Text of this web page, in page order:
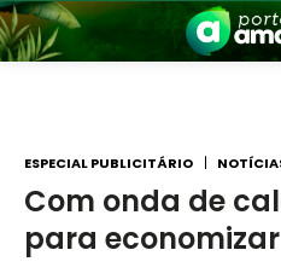
ESPECIAL PUBLICITÁRIO
Com onda de
para